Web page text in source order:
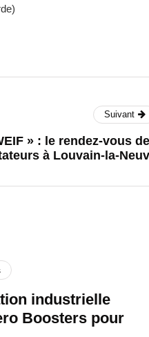
Suivant
» : le rendez-vous
à Louvain-la-
industrielle
Boosters pour